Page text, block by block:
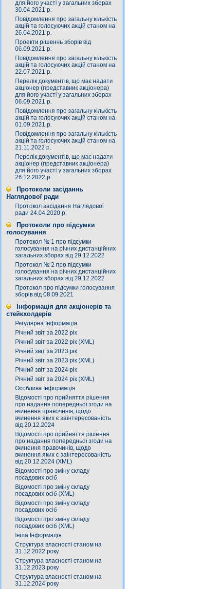
для його участі у загальних зборах
30.04.2021 р.
Повідомлення про загальну кількість
акцій та голосуючих акцій станом на
26.04.2021 р.
Проекти рішеннь зборів від
06.09.2021 р.
Повідомлення про загальну кількість
акцій та голосуючих акцій станом на
22.07.2021 р.
Перелік документів, що має надати
акціонер (представник акціонера)
для його участі у загальних зборах
06.09.2021 р.
Повідомлення про загальну кількість
акцій та голосуючих акцій станом на
01.09.2021 р.
Повідомлення про загальну кількість
акцій та голосуючих акцій станом на
21.11.2022 р.
Перелік документів, що має надати
акціонер (представник акціонера)
для його участі у загальних зборах
26.12.2022 р.
Протоколи засіданнь
Наглядової ради
Протокол засідання Наглядової
ради 24.04.2020 р.
Протоколи про підсумки
голосування
Протокол № 1 про підсумки
голосування на річних дистанційних
загальних зборах від 29.12.2022
Протокол № 2 про підсумки
голосування на річних дистанційних
загальних зборах від 29.12.2022
Протокол про підсумки голосування
зборів від 08.09.2021
Інформація для акціонерів та
стейкхолдерів
Регулярна Інформація
Річний звіт за 2022 рік
Річний звіт за 2022 рік (XML)
Річний звіт за 2023 рік
Річний звіт за 2023 рік (XML)
Річний звіт за 2024 рік
Річний звіт за 2024 рік (XML)
Особлива Інформація
Відомості про прийняття рішення
про надання попередньої згоди на
вчинення правочинів, щодо
вчинення яких є заінтересованість
від 20.12.2024
Відомості про прийняття рішення
про надання попередньої згоди на
вчинення правочинів, щодо
вчинення яких є заінтересованість
від 20.12.2024 (XML)
Відомості про зміну складу
посадових осіб
Відомості про зміну складу
посадових осіб (XML)
Відомості про зміну складу
посадових осіб
Відомості про зміну складу
посадових осіб (XML)
Інша Інформація
Структура власності станом на
31.12.2022 року
Структура власності станом на
31.12.2023 року
Структура власності станом на
31.12.2024 року